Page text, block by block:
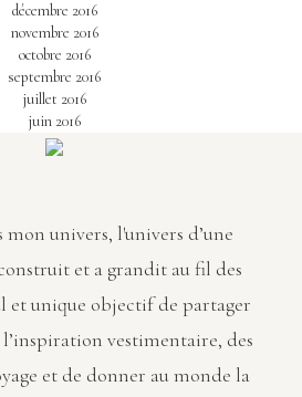
décembre 2016
novembre 2016
octobre 2016
septembre 2016
juillet 2016
juin 2016
mon univers, l'univers d’une
construit et a grandit au fil des
et unique objectif de partager
vestimentaire, des
et de donner au monde la